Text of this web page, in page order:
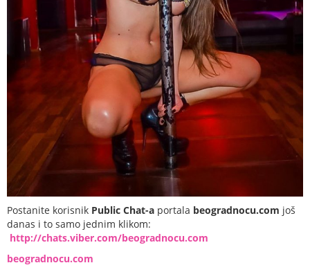
Postanite korisnik Public Chat-a portala beogradnocu.com još
danas i to samo jednim klikom:
http://chats.viber.com/beogradnocu.com
beogradnocu.com